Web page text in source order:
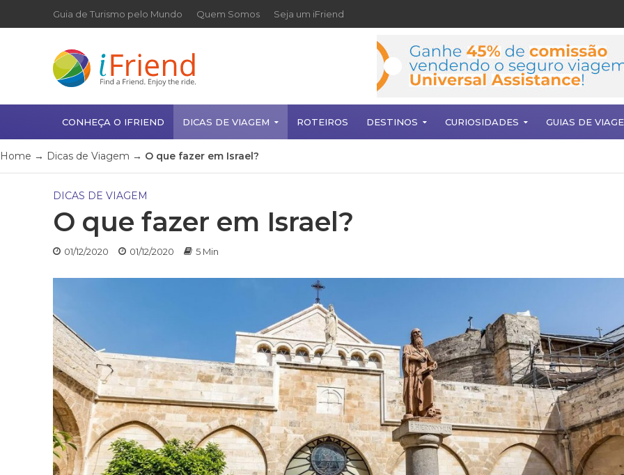
Guia de Turismo pelo Mundo Quem Somos Seja um iFriend
CONHEÇA O IFRIEND DICAS DE VIAGEM ROTEIROS DESTINOS CURIOSIDADES GUIAS DE
Home → Dicas de Viagem → O que fazer em Israel?
DICAS DE VIAGEM
O que fazer em Israel?
01/12/2020 01/12/2020 5 Min